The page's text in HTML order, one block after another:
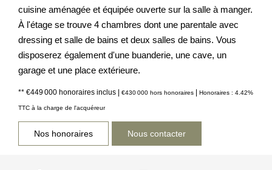
cuisine aménagée et équipée ouverte sur la salle à manger.
À l'étage se trouve 4 chambres dont une parentale avec
dressing et salle de bains et deux salles de bains. Vous
disposerez également d'une buanderie, une cave, un
garage et une place extérieure.
** €449 000 honoraires inclus | €430 000 hors honoraires | Honoraires : 4.42%
TTC à la charge de l'acquéreur
Nos honoraires Nous contacter